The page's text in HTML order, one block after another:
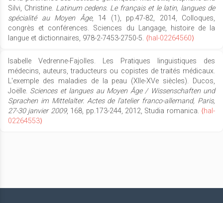
Silvi, Christine. Latinum cedens. Le français et le latin, langues de
spécialité au Moyen Âge, 14 (1), pp.47-82, 2014, Colloques,
congrès et conférences. Sciences du Langage, histoire de la
langue et dictionnaires, 978-2-7453-2750-5. ⟨hal-02264560⟩
Isabelle Vedrenne-Fajolles. Les Pratiques linguistiques des
médecins, auteurs, traducteurs ou copistes de traités médicaux.
L'exemple des maladies de la peau (XIIe-XVe siècles). Ducos,
Joëlle. Sciences et langues au Moyen Âge / Wissenschaften und
Sprachen im Mittelalter. Actes de l'atelier franco-allemand, Paris,
27-30 janvier 2009, 168, pp.173-244, 2012, Studia romanica. ⟨hal-
02264553⟩